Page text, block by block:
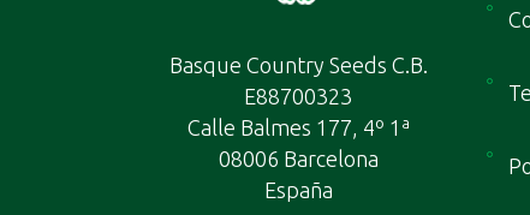
Basque Country Seeds C.B.
E88700323
Calle Balmes 177, 4º 1ª
08006 Barcelona
España